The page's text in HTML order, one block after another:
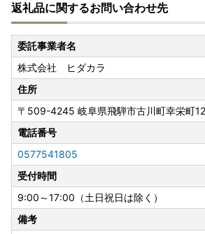
返礼品に関するお問い合わせ先
委託事業者名
株式会社 ヒダカラ
住所
〒509-4245 岐阜県飛騨市古川町幸栄町
電話番号
0577541805
受付時間
9:00～17:00（土日祝日は除く）
備考